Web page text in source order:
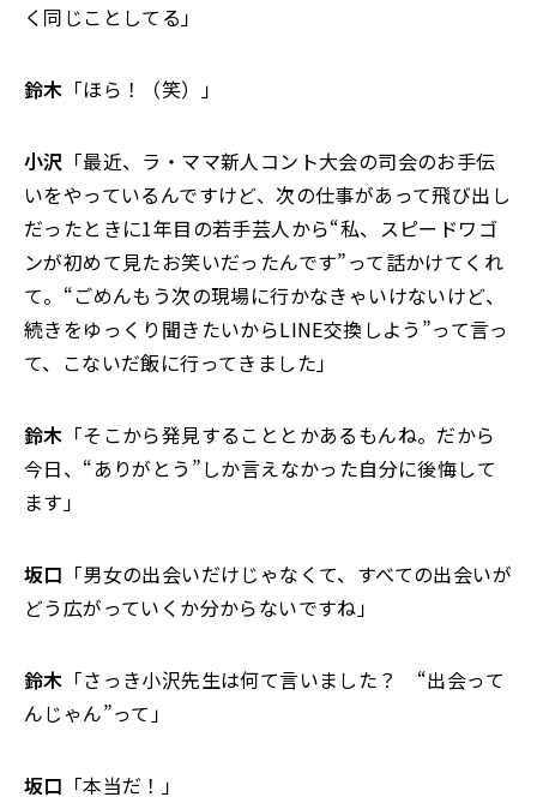
く同じことしてる」
鈴木 「ほら！（笑）」
小沢 「最近、ラ・ママ新人コント大会の司会のお手伝
いをやっているんですけど、次の仕事があって飛び出し
だったときに1年目の若手芸人から“私、スピードワゴ
ンが初めて見たお笑いだったんです”って話かけてくれ
て。“ごめんもう次の現場に行かなきゃいけないけど、
続きをゆっくり聞きたいからLINE交換しよう”って言っ
て、こないだ飯に行ってきました」
鈴木 「そこから発見することとかあるもんね。だから
今日、“ありがとう”しか言えなかった自分に後悔して
ます」
坂口 「男女の出会いだけじゃなくて、すべての出会いが
どう広がっていくか分からないですね」
鈴木 「さっき小沢先生は何て言いました？ “出会って
んじゃん”って」
坂口 「本当だ！」